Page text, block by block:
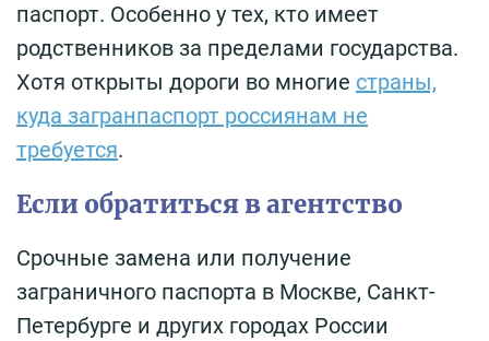
паспорт. Особенно у тех, кто имеет
родственников за пределами государства.
Хотя открыты дороги во многие страны,
куда загранпаспорт россиянам не
требуется.
Если обратиться в агентство
Срочные замена или получение
заграничного паспорта в Москве, Санкт-
Петербурге и других городах России